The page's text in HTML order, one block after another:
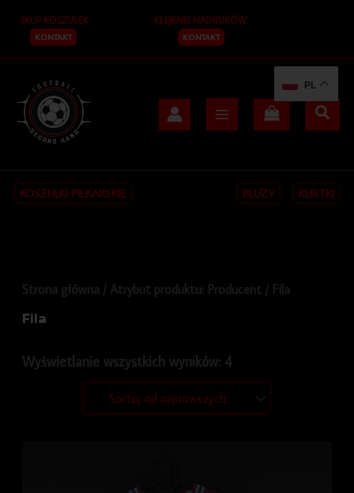
treści
SKUP KOSZULEK
KONTAKT
KLEJENIE NADRUKÓW
KONTAKT
KOSZULKI PIŁKARSKIE BLUZY KURTKI
u
Strona główna / Atrybut produktu: Producent / Fila
Fila
Wyświetlanie wszystkich wyników: 4
według
PL